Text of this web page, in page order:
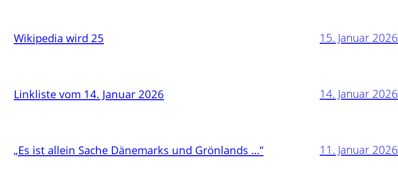
Wikipedia wird 25 15. Januar 2026
Linkliste vom 14. Januar 2026 14. Januar 2026
„Es ist allein Sache Dänemarks und Grönlands …“ 11. Januar 2026